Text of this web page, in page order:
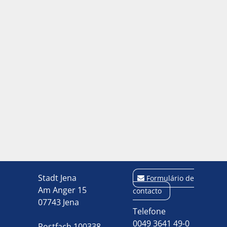
Stadt Jena
Am Anger 15
07743 Jena
Formulário de
contacto
Telefone
0049 3641 49-0